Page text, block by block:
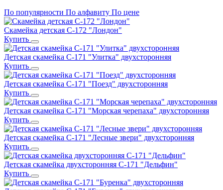
По популярности По алфавиту По цене
Скамейка детская С-172 "Лондон"
Купить
Детская скамейка С-171 "Улитка" двухсторонняя
Купить
Детская скамейка С-171 "Поезд" двухсторонняя
Купить
Детская скамейка С-171 "Морская черепаха" двухсторонняя
Купить
Детская скамейка С-171 "Лесные звери" двухсторонняя
Купить
Детская скамейка двухсторонняя С-171 "Дельфин"
Купить